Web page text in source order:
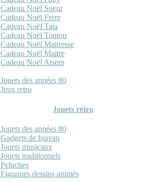
Cadeau Noël Soeur
Cadeau Noël Frere
Cadeau Noël Tata
Cadeau Noël Tonton
Cadeau Noël Maitresse
Cadeau Noël Maitre
Cadeau Noël Atsem
Jouets des années 80
Jeux retro
Jouets rétro
Jouets des années 80
Gadgets de bureau
Jouets musicaux
Jouets traditionnels
Peluches
Figurines dessins animés